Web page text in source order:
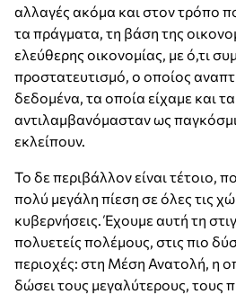
αλλαγές ακόμα και στον τρόπο
τα πράγματα, τη βάση της
ελεύθερης οικονομίας, με ό,τι
προστατευτισμό, ο οποίος
δεδομένα, τα οποία είχαμε και
αντιλαμβανόμασταν ως
εκλείπουν.
Το δε περιβάλλον είναι τέτοιο,
πολύ μεγάλη πίεση σε όλες τις
κυβερνήσεις. Έχουμε αυτή τη
πολυετείς πολέμους, στις πιο
περιοχές: στη Μέση Ανατολή, η
δώσει τους μεγαλύτερους, τους